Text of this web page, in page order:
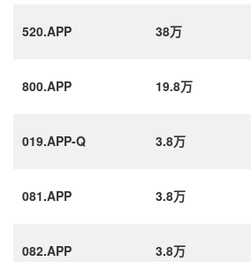
520.APP 38万
800.APP 19.8万
019.APP-Q 3.8万
081.APP 3.8万
082.APP 3.8万